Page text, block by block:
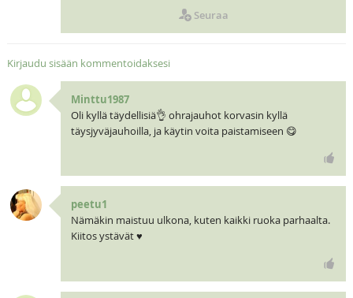
Seuraa
Kirjaudu sisään kommentoidaksesi
Minttu1987
Oli kyllä täydellisiä👌 ohrajauhot korvasin kyllä
täysjyväjauhoilla, ja käytin voita paistamiseen 😋
peetu1
Nämäkin maistuu ulkona, kuten kaikki ruoka parhaalta.
Kiitos ystävät ♥